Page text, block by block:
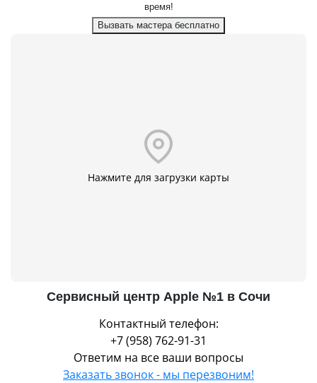
время!
Вызвать мастера бесплатно
Нажмите для загрузки карты
Сервисный центр Apple №1 в Сочи
Контактный телефон:
+7 (958) 762-91-31
Ответим на все ваши вопросы
Заказать звонок - мы перезвоним!